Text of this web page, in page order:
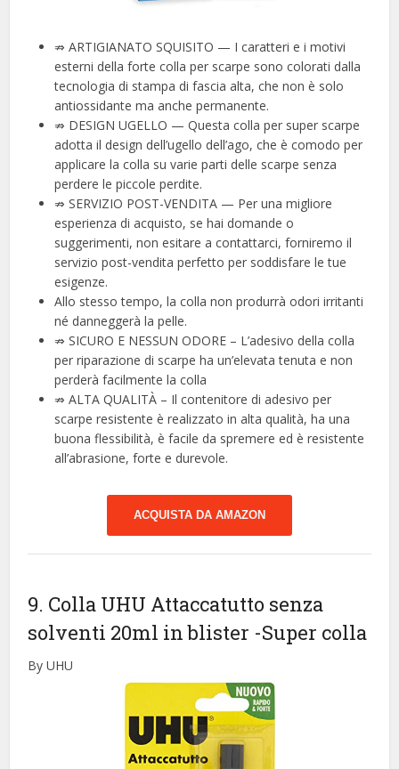
⇏ ARTIGIANATO SQUISITO — I caratteri e i motivi
esterni della forte colla per scarpe sono colorati dalla
tecnologia di stampa di fascia alta, che non è solo
antiossidante ma anche permanente.
⇏ DESIGN UGELLO — Questa colla per super scarpe
adotta il design dell’ugello dell’ago, che è comodo per
applicare la colla su varie parti delle scarpe senza
perdere le piccole perdite.
⇏ SERVIZIO POST-VENDITA — Per una migliore
esperienza di acquisto, se hai domande o
suggerimenti, non esitare a contattarci, forniremo il
servizio post-vendita perfetto per soddisfare le tue
esigenze.
Allo stesso tempo, la colla non produrrà odori irritanti
né danneggerà la pelle.
⇏ SICURO E NESSUN ODORE – L’adesivo della colla
per riparazione di scarpe ha un’elevata tenuta e non
perderà facilmente la colla
⇏ ALTA QUALITÀ – Il contenitore di adesivo per
scarpe resistente è realizzato in alta qualità, ha una
buona flessibilità, è facile da spremere ed è resistente
all’abrasione, forte e durevole.
ACQUISTA DA AMAZON
9. Colla UHU Attaccatutto senza
solventi 20ml in blister -Super colla
By UHU